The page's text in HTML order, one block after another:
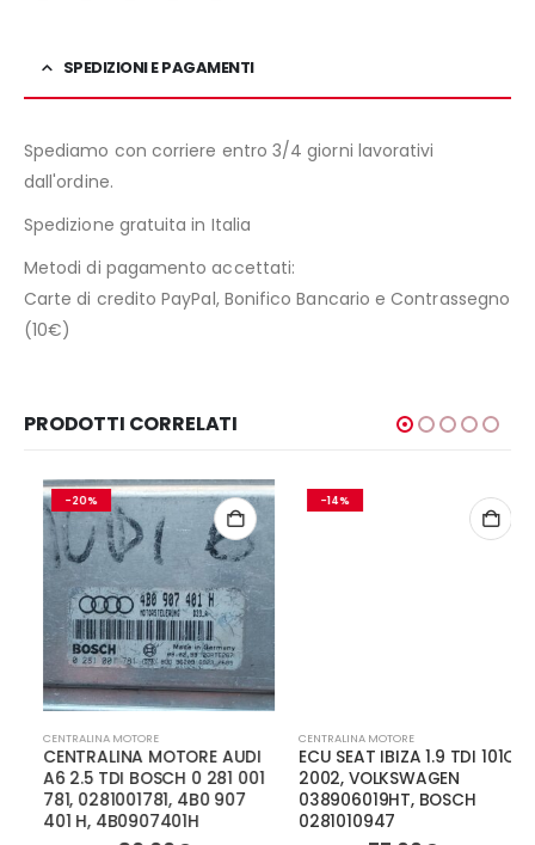
SPEDIZIONI E PAGAMENTI
Spediamo con corriere entro 3/4 giorni lavorativi
dall'ordine.
Spedizione gratuita in Italia
Metodi di pagamento accettati:
Carte di credito PayPal, Bonifico Bancario e Contrassegno
(10€)
PRODOTTI CORRELATI
-20%
CENTRALINA MOTORE
CENTRALINA MOTORE AUDI
A6 2.5 TDI BOSCH 0 281 001
781, 0281001781, 4B0 907
401 H, 4B0907401H
-14%
CENTRALINA MOTORE
ECU SEAT IBIZA 1.9 TDI 101CV
2002, VOLKSWAGEN
038906019HT, BOSCH
0281010947